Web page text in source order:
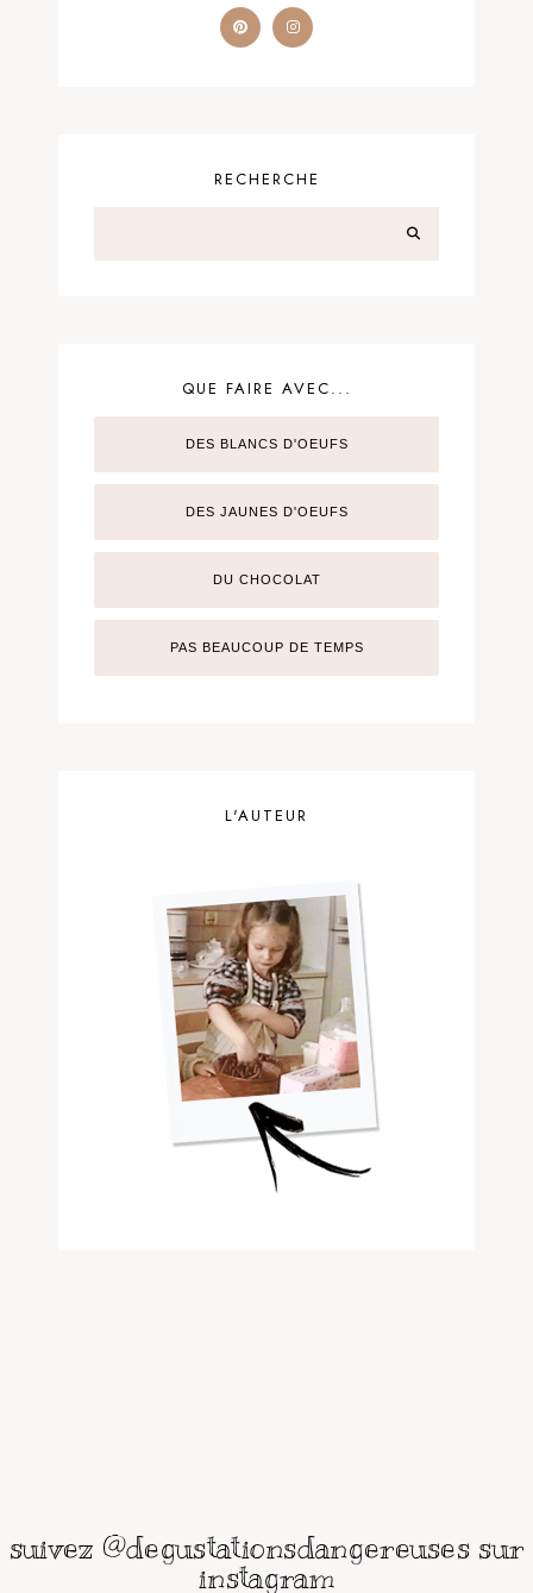
RECHERCHE
QUE FAIRE AVEC...
DES BLANCS D'OEUFS
DES JAUNES D'OEUFS
DU CHOCOLAT
PAS BEAUCOUP DE TEMPS
L'AUTEUR
suivez @degustationsdangereuses sur
instagram